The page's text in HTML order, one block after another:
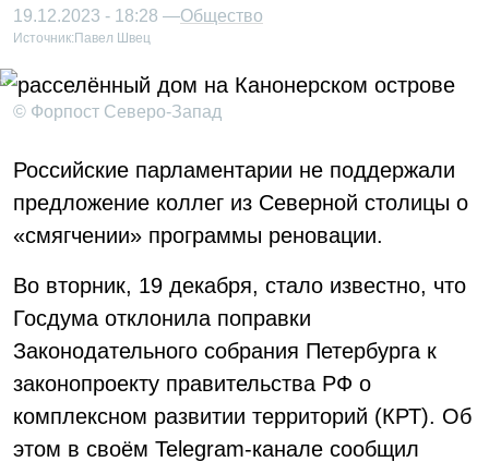
19.12.2023 - 18:28 —Общество
Источник: Павел Швец
© Форпост Северо-Запад
Российские парламентарии не поддержали
предложение коллег из Северной столицы о
«смягчении» программы реновации.
Во вторник, 19 декабря, стало известно, что
Госдума отклонила поправки
Законодательного собрания Петербурга к
законопроекту правительства РФ о
комплексном развитии территорий (КРТ). Об
этом в своём Telegram-канале сообщил